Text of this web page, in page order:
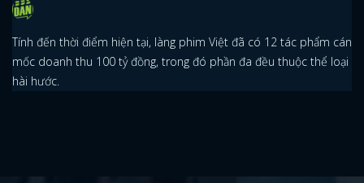
Tính đến thời điểm hiện tại, làng phim Việt đã có 12 tác phẩm cán
mốc doanh thu 100 tỷ đồng, trong đó phần đa đều thuộc thể loại
hài hước.